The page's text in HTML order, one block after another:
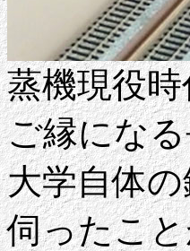
蒸機現役
ご縁にな
大学自体
伺ったこ